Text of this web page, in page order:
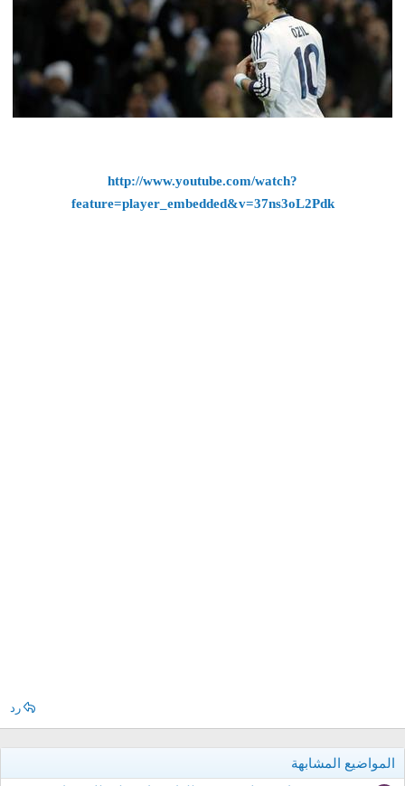
http://www.youtube.com/watch?
feature=player_embedded&v=37ns3oL2Pdk
رد
المواضيع المشابهة